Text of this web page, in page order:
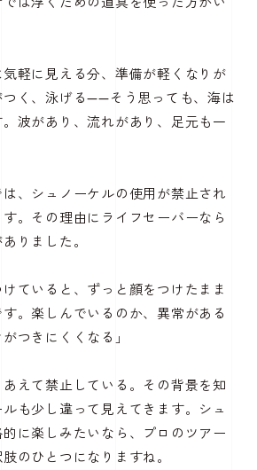
軽に見える分、準備が軽くなりが
つく、泳げる——そう思っても、海は
波があり、流れがあり、足元も一
、シュノーケルの使用が禁止され
。その理由にライフセーバーなら
りました。
けていると、ずっと顔をつけたまま
。楽しんでいるのか、異常がある
つきにくくなる」
えて禁止している。その背景を知
も少し違って見えてきます。シュ
に楽しみたいなら、プロのツアー
のひとつになりますね。